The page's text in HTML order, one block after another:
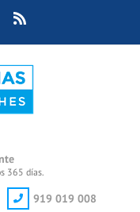
365 días.
919 019 008